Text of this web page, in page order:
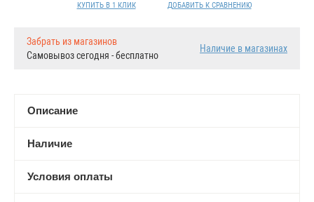
КУПИТЬ В 1 КЛИК ДОБАВИТЬ К СРАВНЕНИЮ
Забрать из магазинов
Самовывоз сегодня - бесплатно
Наличие в магазинах
Описание
Наличие
Условия оплаты